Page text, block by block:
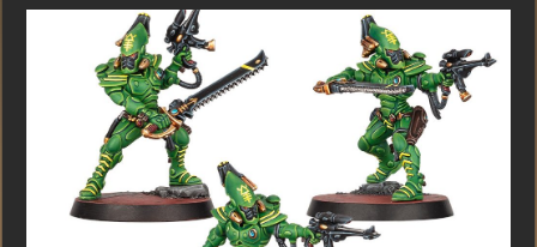
Warhammer
40K
Miniature
im
Januar!
–
Aeldari
Striking
Scorpion